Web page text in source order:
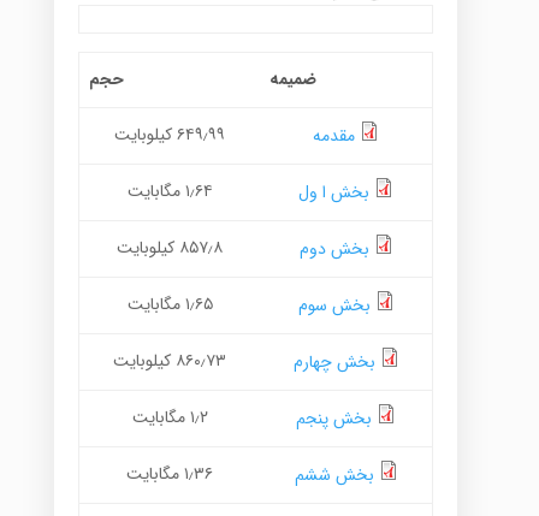
ضمیمه حجم
مقدمه ۶۴۹٫۹۹ کیلوبایت
بخش ا ول ۱٫۶۴ مگابایت
بخش دوم ۸۵۷٫۸ کیلوبایت
بخش سوم ۱٫۶۵ مگابایت
بخش چهارم ۸۶۰٫۷۳ کیلوبایت
بخش پنجم ۱٫۲ مگابایت
بخش ششم ۱٫۳۶ مگابایت